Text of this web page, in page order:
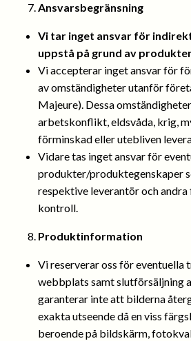
Ansvarsbegränsning
Vi tar inget ansvar för
uppstå på grund av
Vi accepterar inget ansvar för
av omständigheter utanför
Majeure). Dessa
arbetskonflikt, eldsvåda, krig,
förminskad eller utebliven
Vidare tas inget ansvar för
produkter/produktegenskaper
respektive leverantör och
kontroll.
Produktinformation
Vi reserverar oss för eventuella
webbplats samt slutförsäljning
garanterar inte att bilderna
exakta utseende då en viss
beroende på bildskärm,